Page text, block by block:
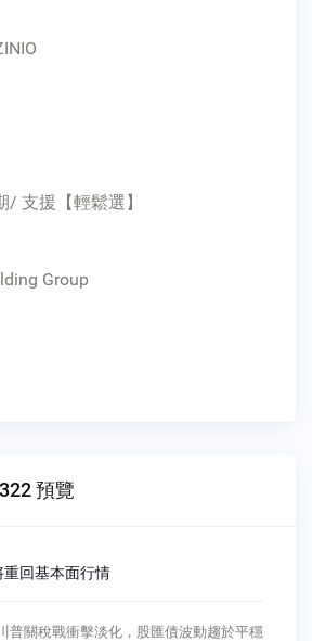
支援【輕鬆選】
Group
預覽
回基本面行情
普關稅戰衝擊淡化，股匯債波動趨於平穩